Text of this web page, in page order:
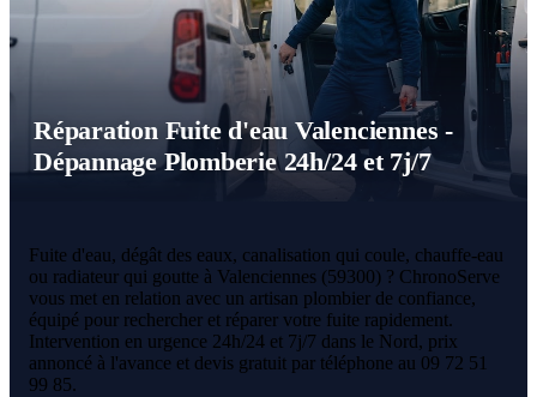
Réparation Fuite d'eau Valenciennes -
Dépannage Plomberie 24h/24 et 7j/7
Fuite d'eau, dégât des eaux, canalisation qui coule, chauffe-eau
ou radiateur qui goutte à Valenciennes (59300) ? ChronoServe
vous met en relation avec un artisan plombier de confiance,
équipé pour rechercher et réparer votre fuite rapidement.
Intervention en urgence 24h/24 et 7j/7 dans le Nord, prix
annoncé à l'avance et devis gratuit par téléphone au 09 72 51
99 85.